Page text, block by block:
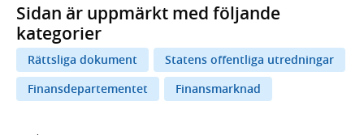
Sidan är uppmärkt med följande
kategorier
Rättsliga dokument
Statens offentliga utredningar
Finansdepartementet
Finansmarknad